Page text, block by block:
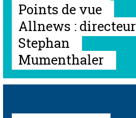
Points de vue
Allnews : directeur
Stephan
Mumenthaler